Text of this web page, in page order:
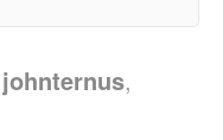
johnternus,